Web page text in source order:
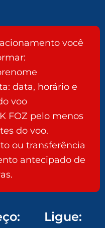
você
data, horário e
voo
FOZ pelo menos
do voo.
ou transferência
antecipado de
Ligue: